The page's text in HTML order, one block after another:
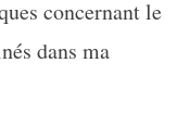
concernant le
dans ma